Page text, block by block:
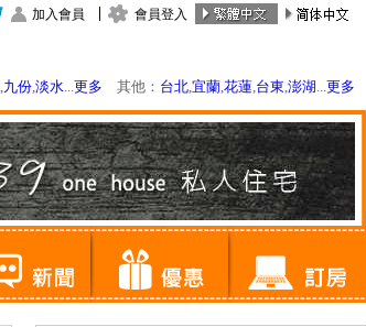
加入會員 會員登入
,九份,淡水...更多 其他： 台北,宜蘭,花蓮,台東,澎湖...更多